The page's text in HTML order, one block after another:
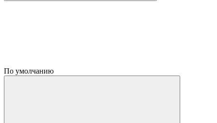
По умолчанию